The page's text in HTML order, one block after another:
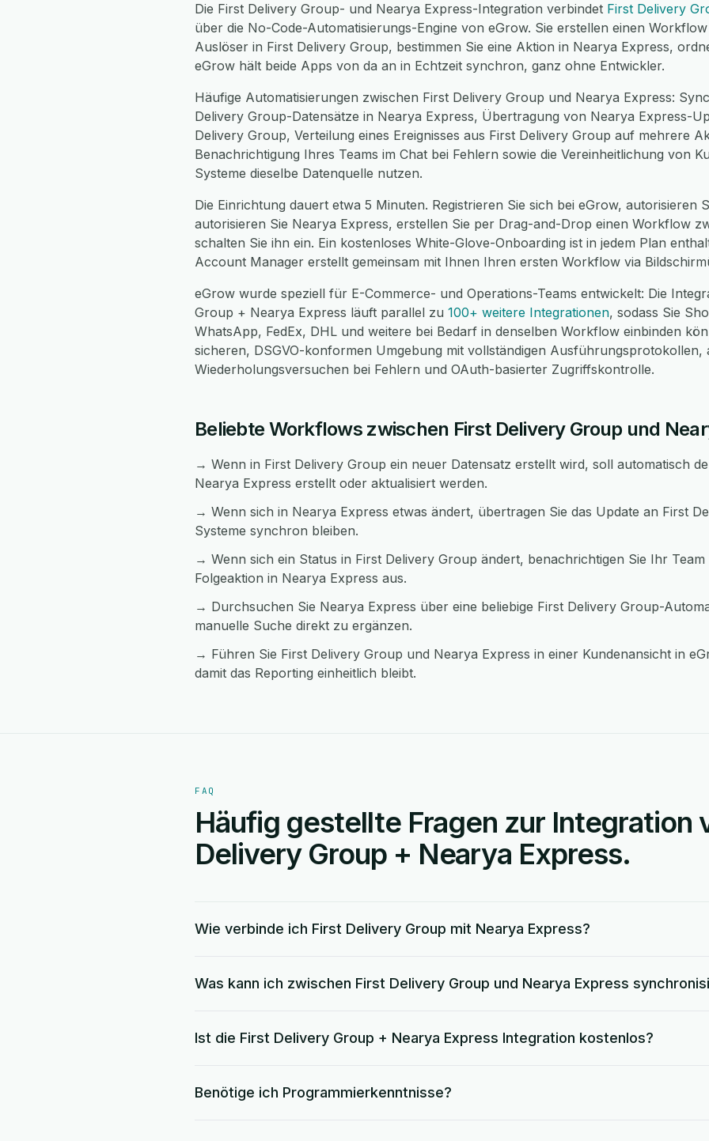
Die First Delivery Group- und Nearya Express-Integration verbindet First Delivery
über die No-Code-Automatisierungs-Engine von eGrow. Sie erstellen einen
Auslöser in First Delivery Group, bestimmen Sie eine Aktion in Nearya Express,
eGrow hält beide Apps von da an in Echtzeit synchron, ganz ohne Entwickler.
Häufige Automatisierungen zwischen First Delivery Group und Nearya Express:
Delivery Group-Datensätze in Nearya Express, Übertragung von Nearya Express-
Delivery Group, Verteilung eines Ereignisses aus First Delivery Group auf mehrere
Benachrichtigung Ihres Teams im Chat bei Fehlern sowie die Vereinheitlichung von
Systeme dieselbe Datenquelle nutzen.
Die Einrichtung dauert etwa 5 Minuten. Registrieren Sie sich bei eGrow, autorisieren
autorisieren Sie Nearya Express, erstellen Sie per Drag-and-Drop einen Workflow
schalten Sie ihn ein. Ein kostenloses White-Glove-Onboarding ist in jedem Plan
Account Manager erstellt gemeinsam mit Ihnen Ihren ersten Workflow via
eGrow wurde speziell für E-Commerce- und Operations-Teams entwickelt: Die
Group + Nearya Express läuft parallel zu 100+ weitere Integrationen, sodass Sie
WhatsApp, FedEx, DHL und weitere bei Bedarf in denselben Workflow einbinden
sicheren, DSGVO-konformen Umgebung mit vollständigen Ausführungsprotokollen,
Wiederholungsversuchen bei Fehlern und OAuth-basierter Zugriffskontrolle.
Beliebte Workflows zwischen First Delivery Group und
→ Wenn in First Delivery Group ein neuer Datensatz erstellt wird, soll automatisch
Nearya Express erstellt oder aktualisiert werden.
→ Wenn sich in Nearya Express etwas ändert, übertragen Sie das Update an First
Systeme synchron bleiben.
→ Wenn sich ein Status in First Delivery Group ändert, benachrichtigen Sie Ihr Team
Folgeaktion in Nearya Express aus.
→ Durchsuchen Sie Nearya Express über eine beliebige First Delivery Group-
manuelle Suche direkt zu ergänzen.
→ Führen Sie First Delivery Group und Nearya Express in einer Kundenansicht in
damit das Reporting einheitlich bleibt.
FAQ
Häufig gestellte Fragen zur Integration
Delivery Group + Nearya Express.
Wie verbinde ich First Delivery Group mit Nearya Express?
Was kann ich zwischen First Delivery Group und Nearya Express
Ist die First Delivery Group + Nearya Express Integration kostenlos?
Benötige ich Programmierkenntnisse?